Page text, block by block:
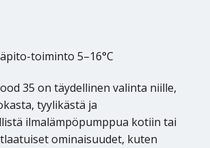
toiminto 5–16°C
35 on täydellinen valinta niille,
tyylikästä ja
ilmalämpöpumppua kotiin tai
ominaisuudet, kuten